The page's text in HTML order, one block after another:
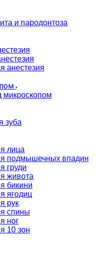
и пародонтоза
анестезия
микроскопом
зуба
лица
подмышечных впадин
груди
живота
бикини
ягодиц
рук
спины
ног
10 зон